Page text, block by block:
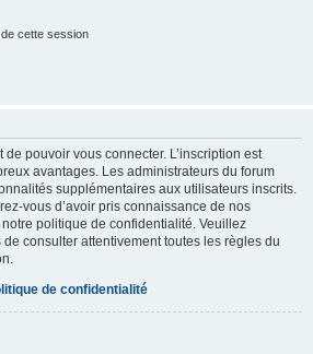
cette session
pouvoir vous connecter. L’inscription est
avantages. Les administrateurs du forum
supplémentaires aux utilisateurs inscrits.
vous d’avoir pris connaissance de nos
politique de confidentialité. Veuillez
consulter attentivement toutes les règles du
de confidentialité